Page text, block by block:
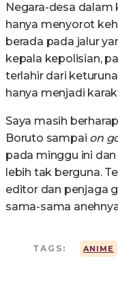
Negara-desa
hanya menyorot
berada pada jalur
kepala kepolisian,
terlahir dari
hanya menjadi
Saya masih
Boruto sampai on
pada minggu ini
lebih tak berguna.
editor dan penjaga
sama-sama
TAGS: ANIME